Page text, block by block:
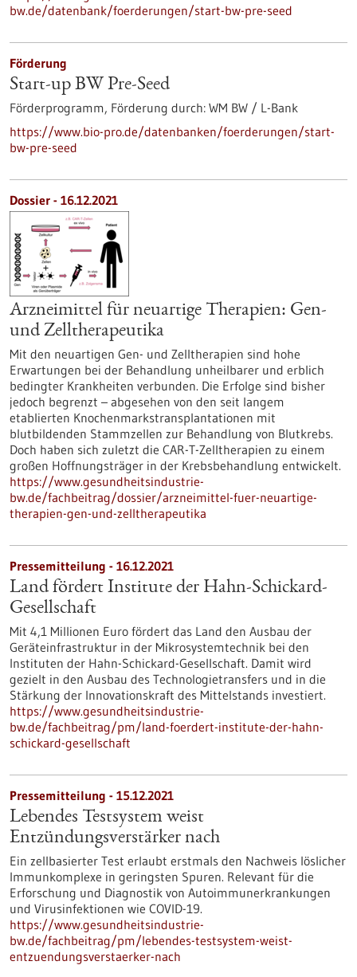
bw.de/datenbank/foerderungen/start-bw-pre-seed
Förderung
Start-up BW Pre-Seed
Förderprogramm, Förderung durch: WM BW / L-Bank
https://www.bio-pro.de/datenbanken/foerderungen/start-
bw-pre-seed
Dossier - 16.12.2021
Arzneimittel für neuartige Therapien: Gen-
und Zelltherapeutika
Mit den neuartigen Gen- und Zelltherapien sind hohe
Erwartungen bei der Behandlung unheilbarer und erblich
bedingter Krankheiten verbunden. Die Erfolge sind bisher
jedoch begrenzt – abgesehen von den seit langem
etablierten Knochenmarkstransplantationen mit
blutbildenden Stammzellen zur Behandlung von Blutkrebs.
Doch haben sich zuletzt die CAR-T-Zelltherapien zu einem
großen Hoffnungsträger in der Krebsbehandlung entwickelt.
https://www.gesundheitsindustrie-
bw.de/fachbeitrag/dossier/arzneimittel-fuer-neuartige-
therapien-gen-und-zelltherapeutika
Pressemitteilung - 16.12.2021
Land fördert Institute der Hahn-Schickard-
Gesellschaft
Mit 4,1 Millionen Euro fördert das Land den Ausbau der
Geräteinfrastruktur in der Mikrosystemtechnik bei den
Instituten der Hahn-Schickard-Gesellschaft. Damit wird
gezielt in den Ausbau des Technologietransfers und in die
Stärkung der Innovationskraft des Mittelstands investiert.
https://www.gesundheitsindustrie-
bw.de/fachbeitrag/pm/land-foerdert-institute-der-hahn-
schickard-gesellschaft
Pressemitteilung - 15.12.2021
Lebendes Testsystem weist
Entzündungsverstärker nach
Ein zellbasierter Test erlaubt erstmals den Nachweis löslicher
Immunkomplexe in geringsten Spuren. Relevant für die
Erforschung und Diagnostik von Autoimmunerkrankungen
und Virusinfektionen wie COVID-19.
https://www.gesundheitsindustrie-
bw.de/fachbeitrag/pm/lebendes-testsystem-weist-
entzuendungsverstaerker-nach